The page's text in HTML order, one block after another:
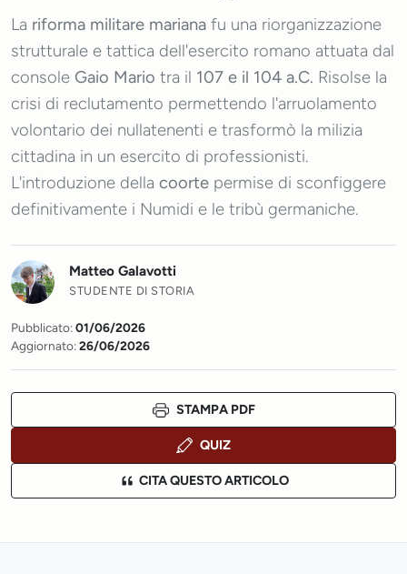
La riforma militare mariana fu una riorganizzazione
strutturale e tattica dell'esercito romano attuata dal
console Gaio Mario tra il 107 e il 104 a.C. Risolse la
crisi di reclutamento permettendo l'arruolamento
volontario dei nullatenenti e trasformò la milizia
cittadina in un esercito di professionisti.
L'introduzione della coorte permise di sconfiggere
definitivamente i Numidi e le tribù germaniche.
Matteo Galavotti
STUDENTE DI STORIA
Pubblicato:01/06/2026
Aggiornato:26/06/2026
STAMPA PDF
QUIZ
CITA QUESTO ARTICOLO